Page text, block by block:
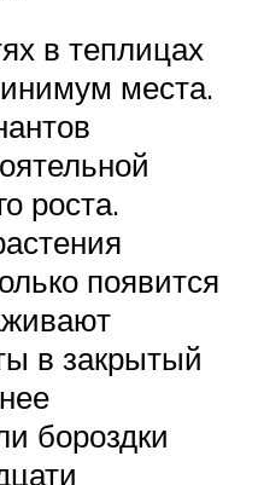
в теплицах
места.
роста.
появится
в закрытый
бороздки